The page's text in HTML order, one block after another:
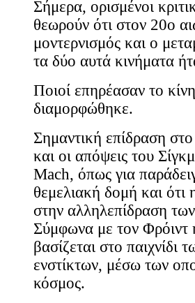
Σήμερα, ορισμένοι
θεωρούν ότι στον 20ο
μοντερνισμός και ο
τα δύο αυτά κινήματα
Ποιοί επηρέασαν το
διαμορφώθηκε.
Σημαντική επίδραση
και οι απόψεις του
Mach, όπως για
θεμελιακή δομή και ότι
στην αλληλεπίδραση
Σύμφωνα με τον Φρόιντ
βασίζεται στο παιχνίδι
ενστίκτων, μέσω των
κόσμος.